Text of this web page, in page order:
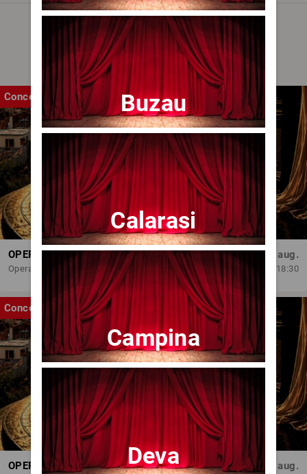
Noutăți
Concert
OPERA BRAȘOV ESTIVAL – ROMANCE & CINEMA - CONCERT
Opera Brasov
Sâm, 29 aug.
18:30
Concert
OPERA BRAȘOV ESTIVAL – ARMONII DE VARĂ - CVINTETUL VOCAL ANATOLY - CONCERT Dum, 30 aug.
Buzau
Calarasi
Campina
Deva